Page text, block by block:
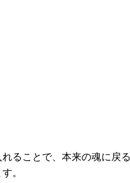
ることで、本来の魂に戻
。